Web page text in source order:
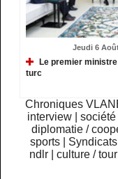
Jeudi 6
Le premier
turc
Chroniques
interview
|société
diplomatie /
sports
ndlr
|culture /